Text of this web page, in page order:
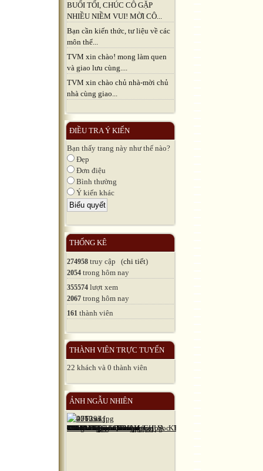
BUỔI TỐI, CHÚC CÔ GẶP
NHIỀU NIỀM VUI! MỜI CÔ...
Bạn cần kiến thức, tư liệu về các
môn thể...
TVM xin chào! mong làm quen
và giao lưu cùng....
TVM xin chào chủ nhà-mời chủ
nhà cùng giao...
ĐIỀU TRA Ý KIẾN
Bạn thấy trang này như thế nào?
Đẹp
Đơn điệu
Bình thường
Ý kiến khác
THỐNG KÊ
274958 truy cập (chi tiết)
2054 trong hôm nay
355574 lượt xem
2067 trong hôm nay
161 thành viên
THÀNH VIÊN TRỰC TUYẾN
22 khách và 0 thành viên
ẢNH NGẪU NHIÊN